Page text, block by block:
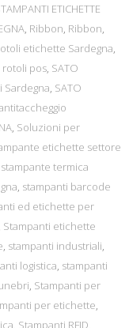
ETICHETTE
, Ribbon, Ribbon,
etichette Sardegna,
rotoli pos, SATO
Sardegna, SATO
, Soluzioni per
etichette settore
stampante termica
, stampanti barcode
ed etichette per
Stampanti etichette
, stampanti industriali,
logistica, stampanti
, Stampanti per
per etichette,
, Stampanti RFID,